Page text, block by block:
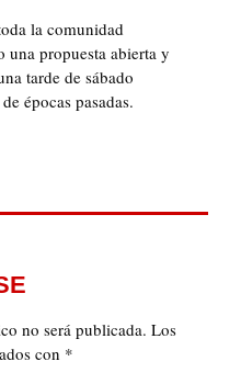
la comunidad
una propuesta abierta y
tarde de sábado
épocas pasadas.
no será publicada. Los
con *